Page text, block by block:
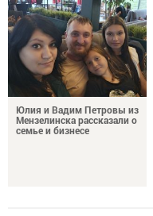
Юлия и Вадим Петровы из
Мензелинска рассказали о
семье и бизнесе